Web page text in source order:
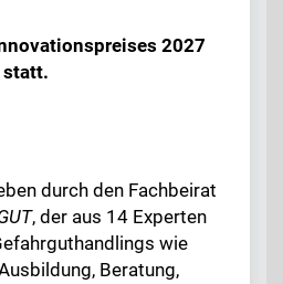
2027
statt.
durch den Fachbeirat
, der aus 14 Experten
wie
Beratung,